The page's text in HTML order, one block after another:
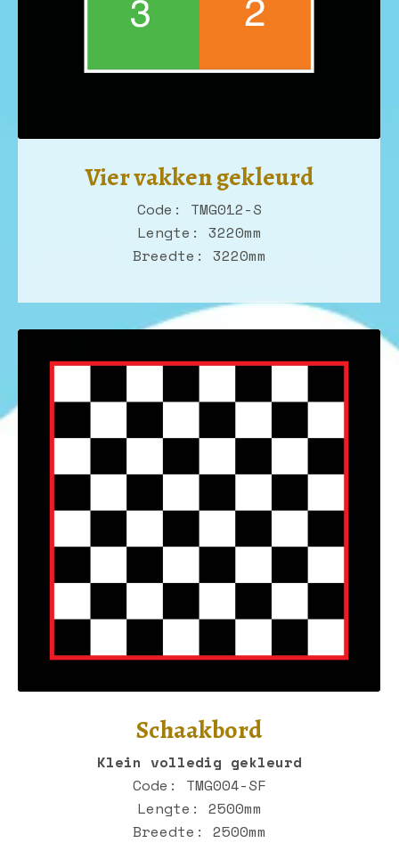
Vier vakken gekleurd
Code: TMG012-S
Lengte: 3220mm
Breedte: 3220mm
Schaakbord
Klein volledig gekleurd
Code: TMG004-SF
Lengte: 2500mm
Breedte: 2500mm